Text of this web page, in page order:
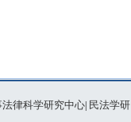
律科学研究中心| 民法学